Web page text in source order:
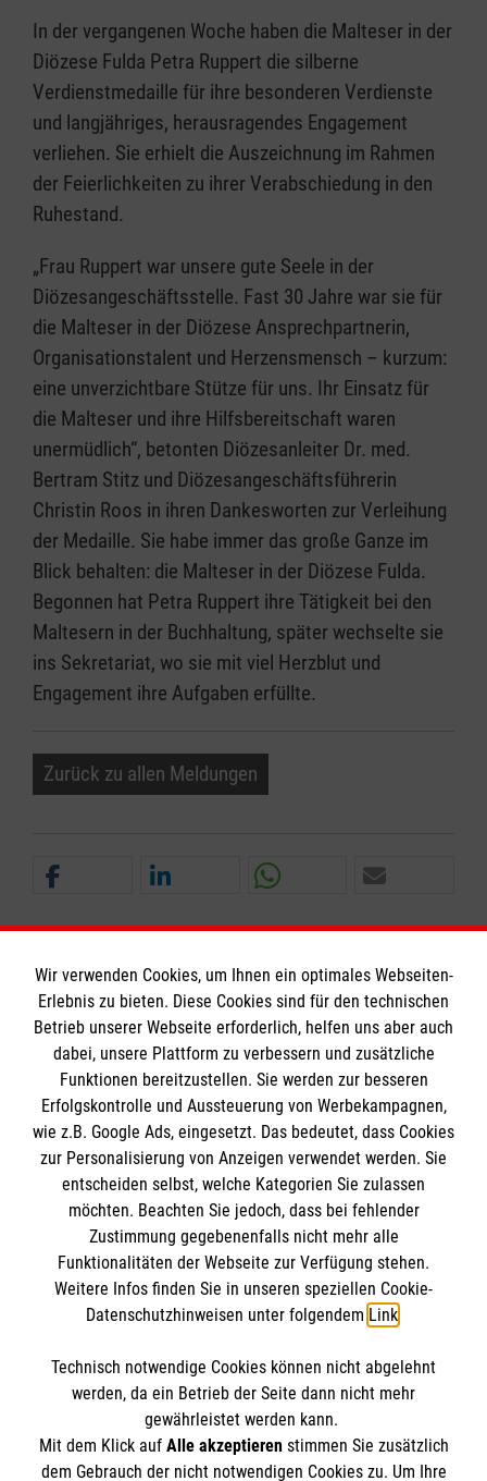
In der vergangenen Woche haben die Malteser in der
Diözese Fulda Petra Ruppert die silberne
Verdienstmedaille für ihre besonderen Verdienste
und langjähriges, herausragendes Engagement
verliehen. Sie erhielt die Auszeichnung im Rahmen
der Feierlichkeiten zu ihrer Verabschiedung in den
Ruhestand.
„Frau Ruppert war unsere gute Seele in der
Diözesangeschäftsstelle. Fast 30 Jahre war sie für
die Malteser in der Diözese Ansprechpartnerin,
Organisationstalent und Herzensmensch – kurzum:
eine unverzichtbare Stütze für uns. Ihr Einsatz für
die Malteser und ihre Hilfsbereitschaft waren
unermüdlich“, betonten Diözesanleiter Dr. med.
Bertram Stitz und Diözesangeschäftsführerin
Christin Roos in ihren Dankesworten zur Verleihung
der Medaille. Sie habe immer das große Ganze im
Blick behalten: die Malteser in der Diözese Fulda.
Begonnen hat Petra Ruppert ihre Tätigkeit bei den
Maltesern in der Buchhaltung, später wechselte sie
ins Sekretariat, wo sie mit viel Herzblut und
Engagement ihre Aufgaben erfüllte.
Zurück zu allen Meldungen
Informationen
Impressum
Datenschutz
Barrierefreiheit
Kontakt
Die Malteser
Malteser in Deutschland
Malteserorden
Sharepoint
Spendenkonto
Pax-Bank für Kirche und Caritas eG
IBAN: DE62 3706 0193 4006 4701 28
BIC: GENODED1PAX
So finden Sie uns
Vierseller 17
Wir verwenden Cookies, um Ihnen ein optimales Webseiten-
Erlebnis zu bieten. Diese Cookies sind für den technischen
Betrieb unserer Webseite erforderlich, helfen uns aber auch
dabei, unsere Plattform zu verbessern und zusätzliche
Funktionen bereitzustellen. Sie werden zur besseren
Erfolgskontrolle und Aussteuerung von Werbekampagnen,
wie z.B. Google Ads, eingesetzt. Das bedeutet, dass Cookies
zur Personalisierung von Anzeigen verwendet werden. Sie
entscheiden selbst, welche Kategorien Sie zulassen
möchten. Beachten Sie jedoch, dass bei fehlender
Zustimmung gegebenenfalls nicht mehr alle
Funktionalitäten der Webseite zur Verfügung stehen.
Weitere Infos finden Sie in unseren speziellen Cookie-
Datenschutzhinweisen unter folgendem Link.
Technisch notwendige Cookies können nicht abgelehnt
werden, da ein Betrieb der Seite dann nicht mehr
gewährleistet werden kann.
Mit dem Klick auf Alle akzeptierenstimmen Sie zusätzlich
dem Gebrauch der nicht notwendigen Cookies zu. Um Ihre